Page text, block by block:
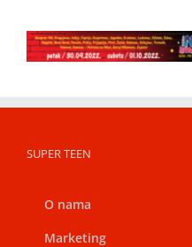
SUPER TEEN
O nama
Marketing